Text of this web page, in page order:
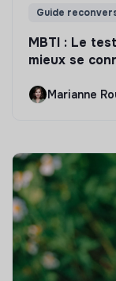
Guide
MBTI : Le
mieux se
Marianne